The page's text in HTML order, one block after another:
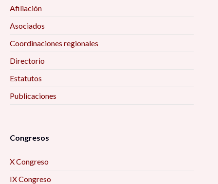
Afiliación
Asociados
Coordinaciones regionales
Directorio
Estatutos
Publicaciones
Congresos
X Congreso
IX Congreso